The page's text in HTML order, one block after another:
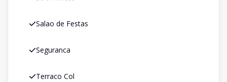
Salao de Festas
Seguranca
Terraco Col